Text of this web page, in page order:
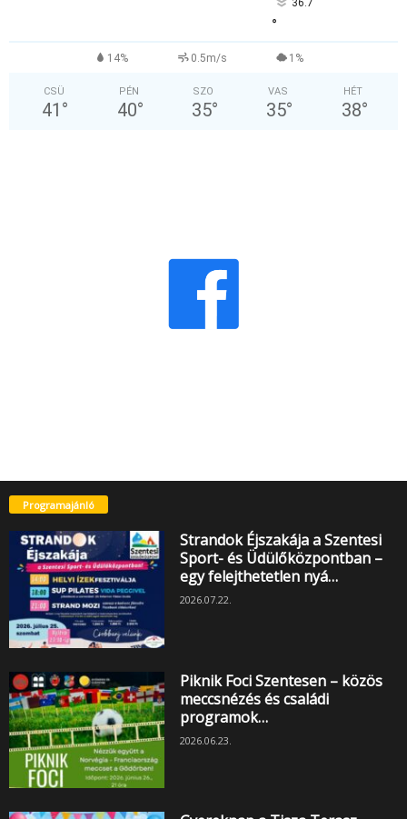
°
14% 0.5m/s 1%
CSÜ
41 °
PÉN
40°
SZO
35°
VAS
35°
HÉT
38°
Programajánló
Strandok Éjszakája a Szentesi
Sport- és Üdülőközpontban –
egy felejthetetlen nyá…
2026.07.22.
Piknik Foci Szentesen – közös
meccsnézés és családi
programok…
2026.06.23.